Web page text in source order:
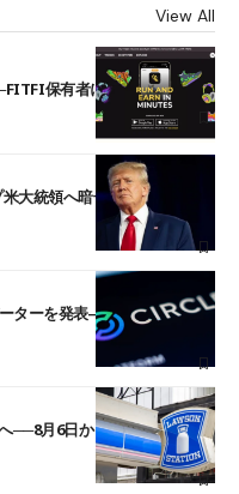
View All
保有者に対応呼びかけ
大統領へ暗号資産事業の売却
ターを発表――ブラックロッ
──8月6日からJPYCやUSDC対